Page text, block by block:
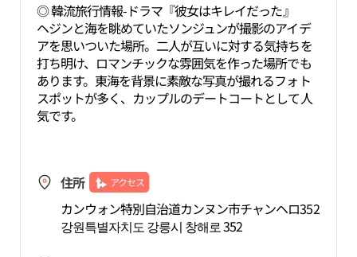
◎ 韓流旅行情報-ドラマ『彼女はキレイだった』
ヘジンと海を眺めていたソンジュンが撮影のアイデ
アを思いついた場所。二人が互いに対する気持ちを
打ち明け、ロマンチックな雰囲気を作った場所でも
あります。東海を背景に素敵な写真が撮れるフォト
スポットが多く、カップルのデートコートとして人
気です。
住所 アクセス
カンウォン特別自治道カンヌン市チャンヘロ352
강원특별자치도 강릉시 창해로 352